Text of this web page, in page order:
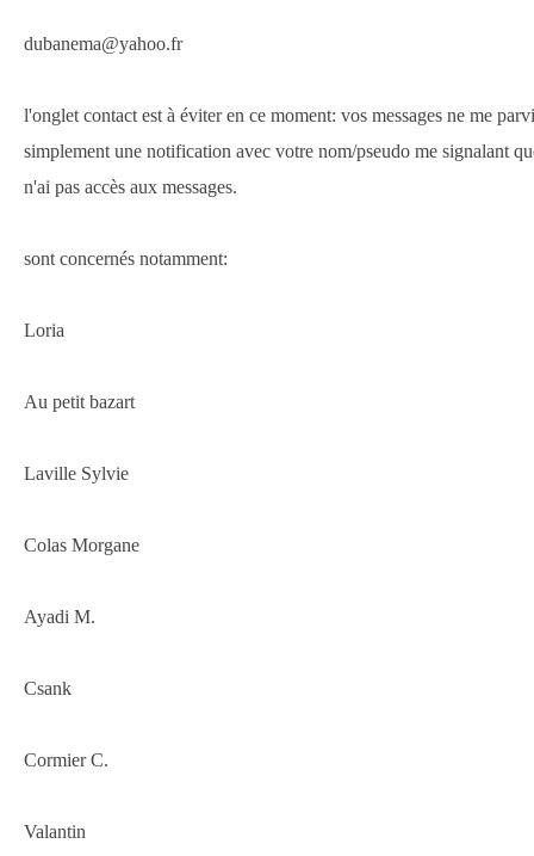
dubanema@yahoo.fr
l'onglet contact est à éviter en ce moment: vos messages ne me
simplement une notification avec votre nom/pseudo me signalant
n'ai pas accès aux messages.
sont concernés notamment:
Loria
Au petit bazart
Laville Sylvie
Colas Morgane
Ayadi M.
Csank
Cormier C.
Valantin